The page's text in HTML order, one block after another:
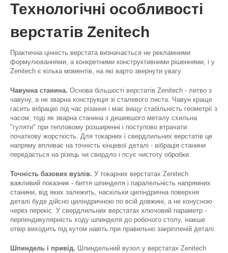
Технологічні особливості
верстатів Zenitech
Практична цінність верстата визначається не рекламними
формулюваннями, а конкретними конструктивними рішеннями, і у
Zenitech є кілька моментів, на які варто звернути увагу.
Чавунна станина. Основа більшості верстатів Zenitech - литво з
чавуну, а не зварна конструкція зі сталевого листа. Чавун краще
гасить вібрацію під час різання і має вищу стабільність геометрії з
часом, тоді як зварна станина з дешевшого металу схильна
"гуляти" при тепловому розширенні і поступово втрачати
початкову жорсткість. Для токарних і свердлильних верстатів це
напряму впливає на точність кінцевої деталі - вібрація станини
передається на різець чи свердло і псує чистоту обробки.
Точність базових вузлів. У токарних верстатах Zenitech
важливий показник - биття шпинделя і паралельність напрямних
станини, від яких залежить, наскільки циліндрична поверхня
деталі буде дійсно циліндричною по всій довжині, а не конусною
через перекіс. У свердлильних верстатах ключовий параметр -
перпендикулярність ходу шпинделя до робочого столу, інакше
отвір виходить під кутом навіть при правильно закріпленій деталі.
Шпиндель і привід. Шпиндельний вузол у верстатах Zenitech